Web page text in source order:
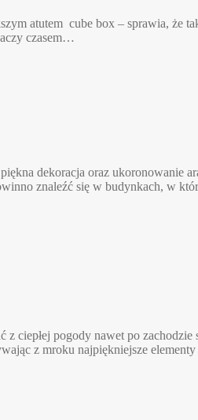
atutem cube box – sprawia, że
czasem…
dekoracja oraz ukoronowanie
znaleźć się w budynkach, w
ciepłej pogody nawet po zachodzie
z mroku najpiękniejsze